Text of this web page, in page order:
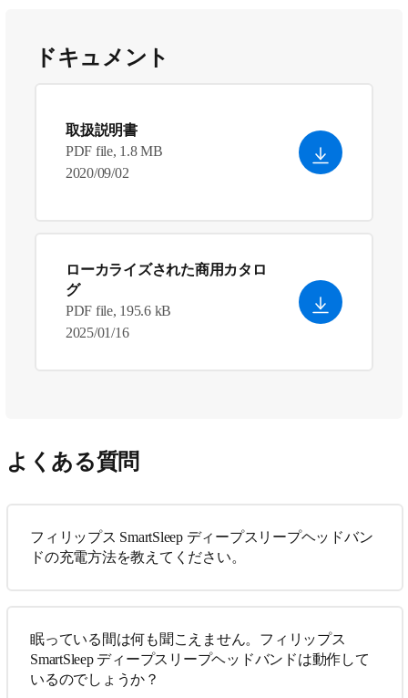
ドキュメント
取扱説明書
PDF file, 1.8 MB
2020/09/02
ローカライズされた商用カタロ
グ
PDF file, 195.6 kB
2025/01/16
よくある質問
フィリップス SmartSleep ディープスリープヘッドバン
ドの充電方法を教えてください。
眠っている間は何も聞こえません。フィリップス
SmartSleep ディープスリープヘッドバンドは動作して
いるのでしょうか？